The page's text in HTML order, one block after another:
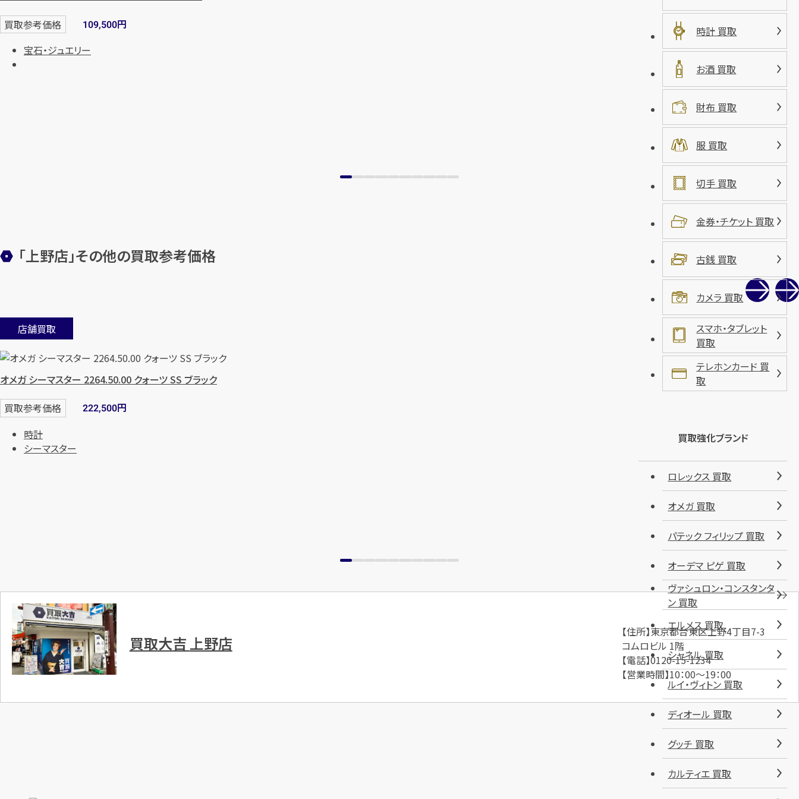
買取参考価格 109,500円
宝石・ジュエリー
「上野店」その他の買取参考価格
店舗買取
オメガ シーマスター 2264.50.00 クォーツ SS ブラック
買取参考価格 222,500円
時計
シーマスター
買取大吉 上野店
【住所】東京都台東区上野4丁目7-3
コムロビル 1階
【電話】0120-15-1234
【営業時間】10：00～19：00
時計 買取
お酒 買取
財布 買取
服 買取
切手 買取
金券・チケット 買取
古銭 買取
カメラ 買取
スマホ・タブレット
買取
テレホンカード 買
取
買取強化ブランド
ロレックス 買取
オメガ 買取
パテック フィリップ 買取
オーデマ ピゲ 買取
ヴァシュロン・コンスタンタ
ン 買取
エルメス 買取
シャネル 買取
ルイ・ヴィトン 買取
ディオール 買取
グッチ 買取
カルティエ 買取